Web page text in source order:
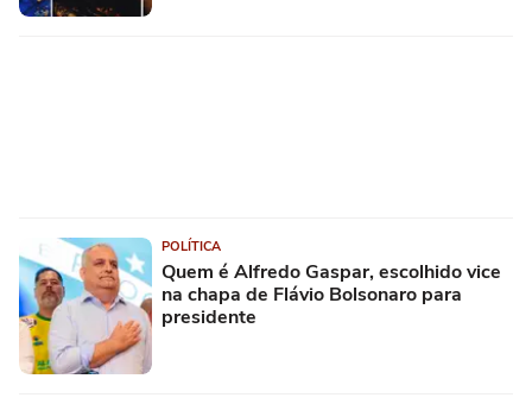
POLÍTICA
Quem é Alfredo Gaspar, escolhido vice
na chapa de Flávio Bolsonaro para
presidente